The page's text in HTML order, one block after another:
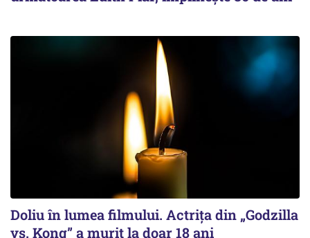
Doliu în lumea filmului. Actrița din „Godzilla
vs. Kong” a murit la doar 18 ani